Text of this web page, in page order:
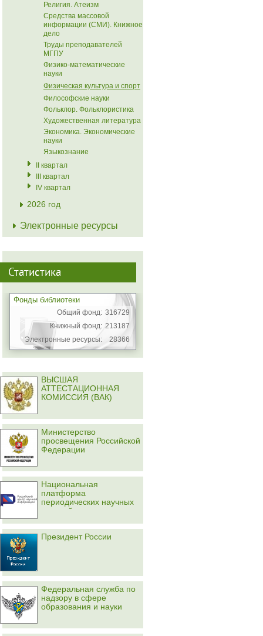
Религия. Атеизм
Средства массовой
информации (СМИ). Книжное
дело
Труды преподавателей
МГПУ
Физико-математические
науки
Физическая культура и спорт
Философские науки
Фольклор. Фольклористика
Художественная литература
Экономика. Экономические
науки
Языкознание
II квартал
III квартал
IV квартал
2026 год
Электронные ресурсы
Статистика
Фонды библиотеки
Общий фонд: 316729
Книжный фонд: 213187
Электронные ресурсы:
28366
ВЫСШАЯ
АТТЕСТАЦИОННАЯ
КОМИССИЯ (ВАК)
Министерство
просвещения Российской
Федерации
Национальная
платформа
периодических научных
изданий
Президент России
Федеральная служба по
надзору в сфере
образования и науки